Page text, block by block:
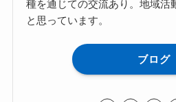
種を通じての交流あり。地域活
と思っています。
ブログ